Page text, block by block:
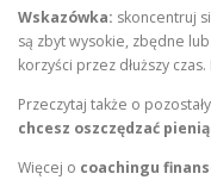
Wskazówka: skoncentruj
są zbyt wysokie, zbędne
korzyści przez dłuższy
Przeczytaj także o
chcesz oszczędzać
Więcej o coachingu